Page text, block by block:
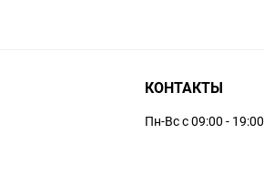
КОНТАКТЫ
Пн-Вс с 09:00 - 19:00